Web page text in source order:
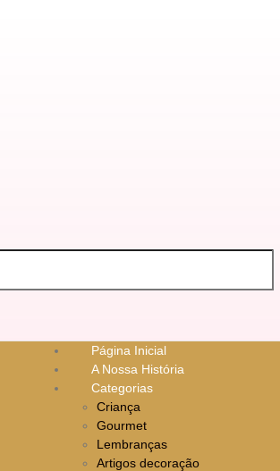
Página Inicial
A Nossa História
Categorias
Criança
Gourmet
Lembranças
Artigos decoração